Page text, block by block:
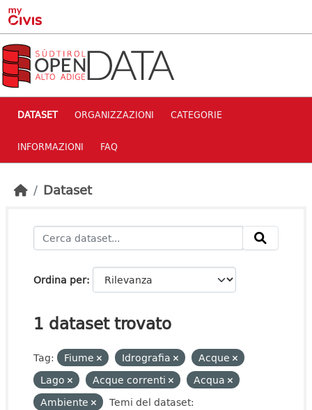
Skip to main content
DATASET ORGANIZZAZIONI CATEGORIE
INFORMAZIONI FAQ
Dataset
Ordina per
1 dataset trovato
Tag: Fiume Idrografia
Acque
Lago
Acque correnti
Acqua
Ambiente
Temi del dataset: